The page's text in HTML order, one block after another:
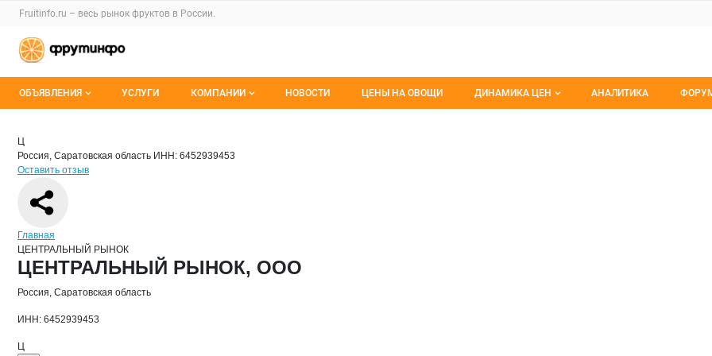
Раздел навигации по сайту fruitinfo.ru
Fruitinfo.ru – весь рынок фруктов в России.
Авторизация и меню пользователя
Навигация по разделам сайта fruitinfo.ru
ОБЪЯВЛЕНИЯ
Мои объявления
УСЛУГИ КОМПАНИИ
О каталоге компаний
НОВОСТИ ЦЕНЫ НА ОВОЩИ ДИНАМИКА ЦЕН АНАЛИТИКА
Страница компании
Страница компании
Краткая информация о компании
Ц
Россия, Саратовская область ИНН: 6452939453
Оставить отзыв
Навигация по сайту
Главная
ЦЕНТРАЛЬНЫЙ РЫНОК
Основная информация о компании
ЦЕНТРАЛЬНЫЙ РЫНОК, ООО
Россия, Саратовская область
ИНН: 6452939453
Ц